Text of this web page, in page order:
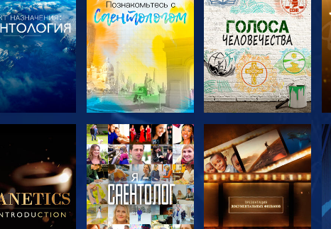
СМОТРЕТЬ
ПЕРЕДАЧИ
СМОТРЕТЬ
ПЕРЕДАЧИ
СМОТРЕТЬ
ПЕРЕДАЧИ